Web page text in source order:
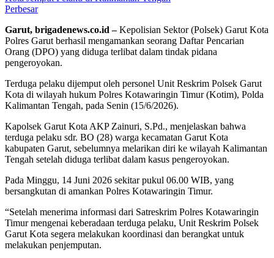
Perbesar
Garut, brigadenews.co.id –Kepolisian Sektor (Polsek) Garut Kota
Polres Garut berhasil mengamankan seorang Daftar Pencarian
Orang (DPO) yang diduga terlibat dalam tindak pidana
pengeroyokan.
Terduga pelaku dijemput oleh personel Unit Reskrim Polsek Garut
Kota di wilayah hukum Polres Kotawaringin Timur (Kotim), Polda
Kalimantan Tengah, pada Senin (15/6/2026).
Kapolsek Garut Kota AKP Zainuri, S.Pd., menjelaskan bahwa
terduga pelaku sdr. BO (28) warga kecamatan Garut Kota
kabupaten Garut, sebelumnya melarikan diri ke wilayah Kalimantan
Tengah setelah diduga terlibat dalam kasus pengeroyokan.
Pada Minggu, 14 Juni 2026 sekitar pukul 06.00 WIB, yang
bersangkutan di amankan Polres Kotawaringin Timur.
“Setelah menerima informasi dari Satreskrim Polres Kotawaringin
Timur mengenai keberadaan terduga pelaku, Unit Reskrim Polsek
Garut Kota segera melakukan koordinasi dan berangkat untuk
melakukan penjemputan.